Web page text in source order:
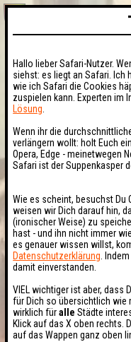
Hallo lieber Safari-Nutzer.
siehst: es liegt an Safari. Ich
wie ich Safari die Cookies
zuspielen kann. Experten im
Lösung
Wenn ihr die
verlängern wollt: holt Euch
Opera, Edge - meinetwegen
Safari ist der Suppenkasper
Wie es scheint, besuchst Du
weisen wir Dich darauf hin,
(ironischer Weise) zu
hast - und ihn nicht immer
es genauer wissen willst,
Datenschutzerklärung .
damit einverstanden.
VIEL wichtiger ist aber, dass
für Dich so übersichtlich wie
wirklich füralle Städte
Klick auf das X oben rechts.
auf das Wappen ganz oben